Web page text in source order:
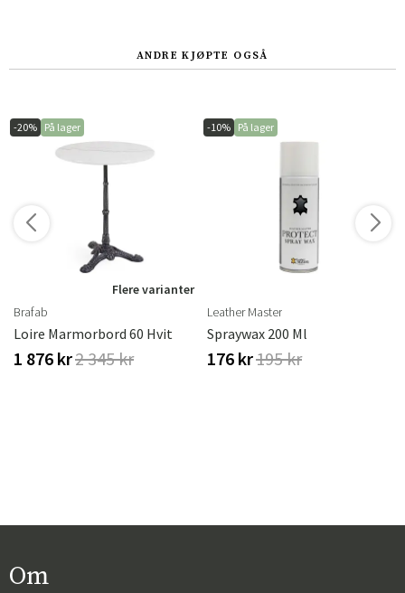
ANDRE KJØPTE OGSÅ
-20% På lager
Flere varianter
Brafab
Loire Marmorbord 60 Hvit
1 876 kr2 345 kr
-10% På lager
Leather Master
Spraywax 200 Ml
176 kr195 kr
Om